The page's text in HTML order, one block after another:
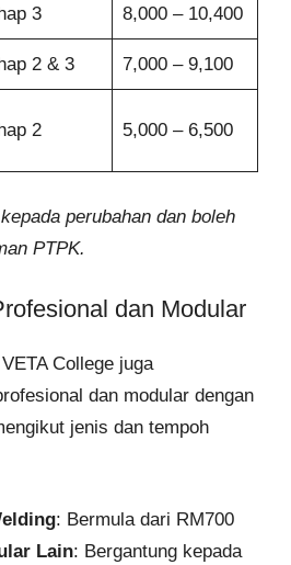
3 8,000 – 10,400
2 & 3 7,000 – 9,100
2 5,000 – 6,500
perubahan dan boleh
PTPK.
dan Modular
College juga
dan modular dengan
jenis dan tempoh
: Bermula dari RM700
Lain: Bergantung kepada